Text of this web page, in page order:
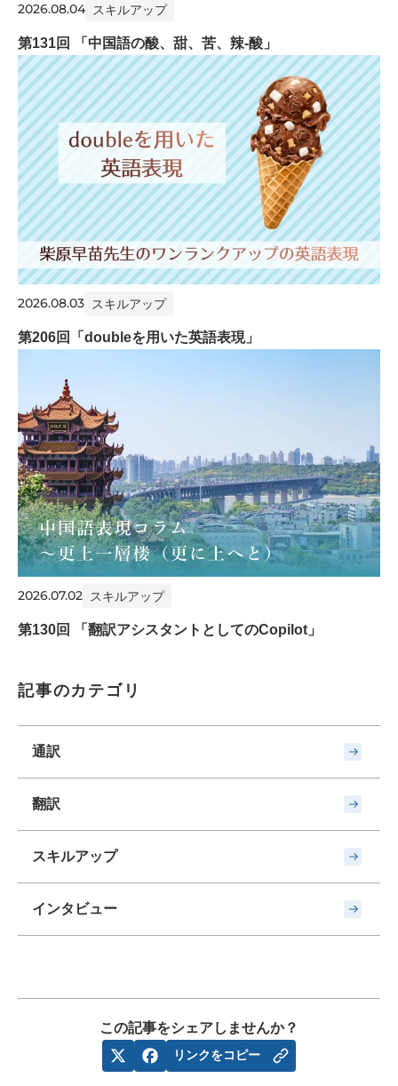
2026.08.04 スキルアップ
第131回 「中国語の酸、甜、苦、辣-酸」
2026.08.03 スキルアップ
第206回「doubleを用いた英語表現」
2026.07.02 スキルアップ
第130回 「翻訳アシスタントとしてのCopilot」
記事のカテゴリ
通訳
翻訳
スキルアップ
インタビュー
この記事をシェアしませんか？
リンクをコピー